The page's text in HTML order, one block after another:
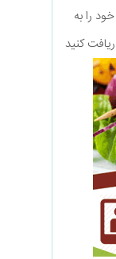
را به
کنید